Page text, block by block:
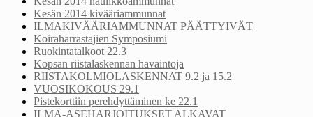
Kesän 2014 kivääriammunnat
ILMAKIVÄÄRIAMMUNNAT PÄÄTTYIVÄT
Koiraharrastajien Symposiumi
Ruokintatalkoot 22.3
Kopsan riistalaskennan havaintoja
RIISTAKOLMIOLASKENNAT 9.2 ja 15.2
VUOSIKOKOUS 29.1
Pistekorttiin perehdyttäminen ke 22.1
ILMA-ASEHARJOITUKSET ALKAVAT